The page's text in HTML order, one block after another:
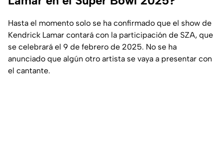
Hasta el momento solo se ha confirmado que el show de
Kendrick Lamar contará con la participación de SZA, que
se celebrará el 9 de febrero de 2025. No se ha
anunciado que algún otro artista se vaya a presentar con
el cantante.